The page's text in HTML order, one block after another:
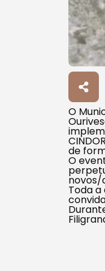
O
de
O
novos/
Toda